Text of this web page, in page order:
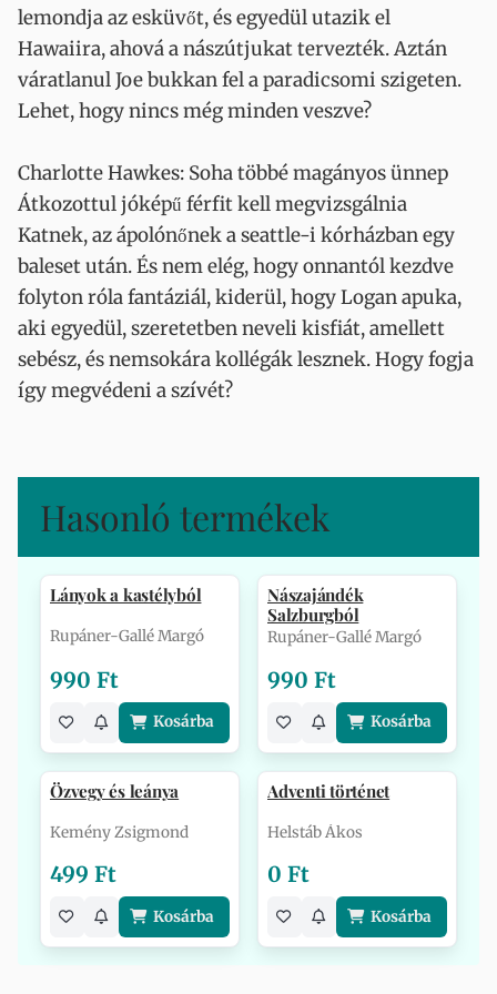
lemondja az esküvőt, és egyedül utazik el
Hawaiira, ahová a nászútjukat tervezték. Aztán
váratlanul Joe bukkan fel a paradicsomi szigeten.
Lehet, hogy nincs még minden veszve?
Charlotte Hawkes: Soha többé magányos ünnep
Átkozottul jóképű férfit kell megvizsgálnia
Katnek, az ápolónőnek a seattle-i kórházban egy
baleset után. És nem elég, hogy onnantól kezdve
folyton róla fantáziál, kiderül, hogy Logan apuka,
aki egyedül, szeretetben neveli kisfiát, amellett
sebész, és nemsokára kollégák lesznek. Hogy fogja
így megvédeni a szívét?
Hasonló termékek
Lányok a kastélyból
Rupáner-Gallé Margó
990 Ft
Kosárba
Nászajándék
Salzburgból
Rupáner-Gallé Margó
990 Ft
Kosárba
Özvegy és leánya
Kemény Zsigmond
499 Ft
Kosárba
Adventi történet
Helstáb Ákos
0 Ft
Kosárba